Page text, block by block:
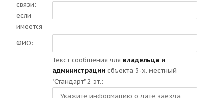
связи:
если
имеется
ФИО:
Текст сообщения для владельца и
администрации объекта 3-х. местный
"Стандарт" 2 эт.: